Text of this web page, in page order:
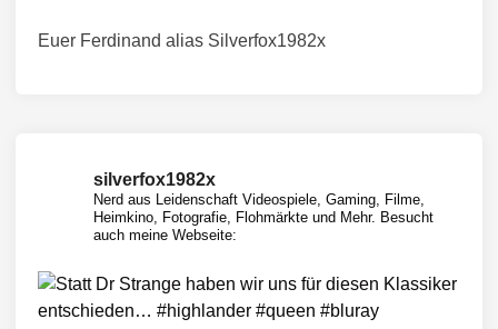
Euer Ferdinand alias Silverfox1982x
silverfox1982x
Nerd aus Leidenschaft Videospiele, Gaming, Filme,
Heimkino, Fotografie, Flohmärkte und Mehr. Besucht
auch meine Webseite: